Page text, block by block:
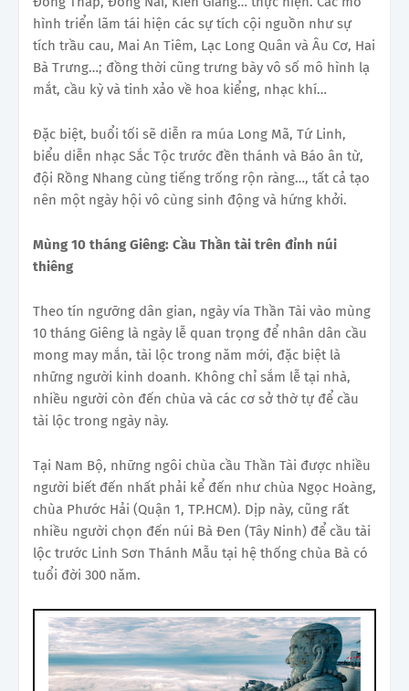
hình triển lãm tái hiện các sự tích cội nguồn như sự
tích trầu cau, Mai An Tiêm, Lạc Long Quân và Âu Cơ, Hai
Bà Trưng…; đồng thời cũng trưng bày vô số mô hình lạ
mắt, cầu kỳ và tinh xảo về hoa kiểng, nhạc khí…
Đặc biệt, buổi tối sẽ diễn ra múa Long Mã, Tứ Linh,
biểu diễn nhạc Sắc Tộc trước đền thánh và Báo ân từ,
đội Rồng Nhang cùng tiếng trống rộn ràng…, tất cả tạo
nên một ngày hội vô cùng sinh động và hứng khởi.
Mùng 10 tháng Giêng: Cầu Thần tài trên đỉnh núi
thiêng
Theo tín ngưỡng dân gian, ngày vía Thần Tài vào mùng
10 tháng Giêng là ngày lễ quan trọng để nhân dân cầu
mong may mắn, tài lộc trong năm mới, đặc biệt là
những người kinh doanh. Không chỉ sắm lễ tại nhà,
nhiều người còn đến chùa và các cơ sở thờ tự để cầu
tài lộc trong ngày này.
Tại Nam Bộ, những ngôi chùa cầu Thần Tài được nhiều
người biết đến nhất phải kể đến như chùa Ngọc Hoàng,
chùa Phước Hải (Quận 1, TP.HCM). Dịp này, cũng rất
nhiều người chọn đến núi Bà Đen (Tây Ninh) để cầu tài
lộc trước Linh Sơn Thánh Mẫu tại hệ thống chùa Bà có
tuổi đời 300 năm.